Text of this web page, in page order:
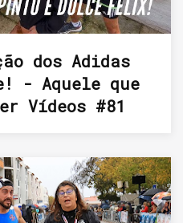
dos Adidas
- Aquele que
Vídeos #81